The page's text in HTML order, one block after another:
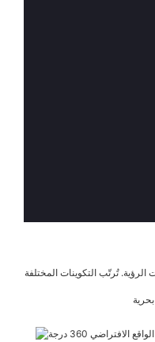
الرؤية. تُرتّب التكوينات المختلفة